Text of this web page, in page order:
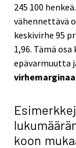
245 100
vähennettävä
keskivirhe 95
1,96. Tämä
epävarmuutta
koon